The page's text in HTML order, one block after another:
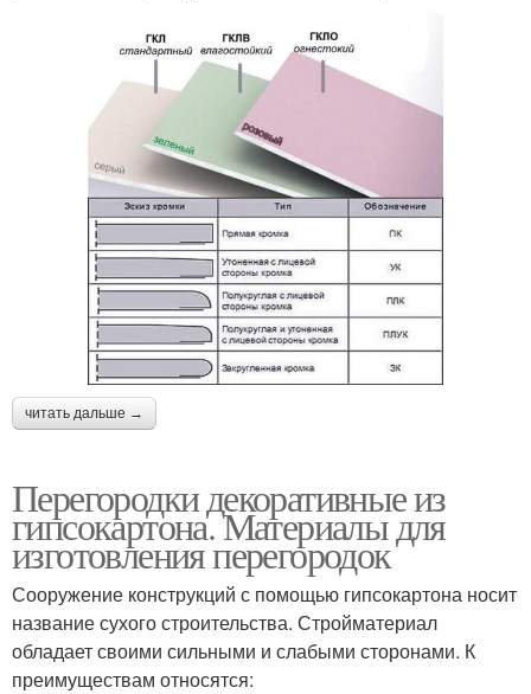
читать дальше →
Перегородки декоративные из
гипсокартона. Материалы для
изготовления перегородок
Сооружение конструкций с помощью гипсокартона носит
название сухого строительства. Стройматериал
обладает своими сильными и слабыми сторонами. К
преимуществам относятся: